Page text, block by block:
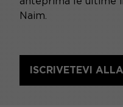
Naim.
ISCRIVETEVI